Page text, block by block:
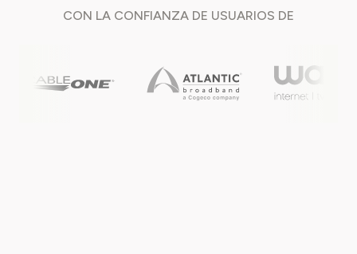
CON LA CONFIANZA DE USUARIOS DE